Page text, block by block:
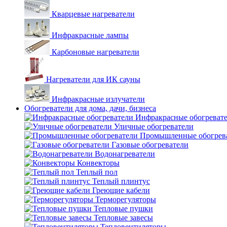
Кварцевые нагреватели
Инфракрасные лампы
Карбоновые нагреватели
Нагреватели для ИК сауны
Инфракрасные излучатели
Обогреватели для дома, дачи, бизнеса
Инфракрасные
Уличные обогреватели
Промышленные
Газовые обогреватели
Водонагреватели
Конвекторы
Теплый пол
Теплый плинтус
Греющие кабели
Терморегуляторы
Тепловые пушки
Тепловые завесы